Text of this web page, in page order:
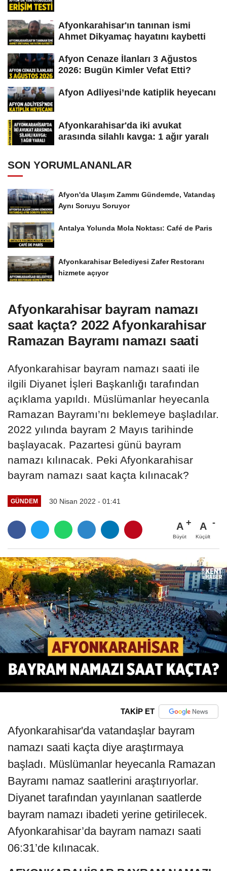
Afyonkarahisar'ın tanınan ismi
Ahmet Dikyamaç hayatını kaybetti
Afyon Cenaze İlanları 3 Ağustos
2026: Bugün Kimler Vefat Etti?
Afyon Adliyesi’nde katiplik heyecanı
Afyonkarahisar'da iki avukat
arasında silahlı kavga: 1 ağır yaralı
SON YORUMLANANLAR
Afyon'da Ulaşım Zammı Gündemde, Vatandaş
Aynı Soruyu Soruyor
Antalya Yolunda Mola Noktası: Café de Paris
Afyonkarahisar Belediyesi Zafer Restoranı
hizmete açıyor
Afyonkarahisar bayram namazı
saat kaçta? 2022 Afyonkarahisar
Ramazan Bayramı namazı saati
Afyonkarahisar bayram namazı saati ile
ilgili Diyanet İşleri Başkanlığı tarafından
açıklama yapıldı. Müslümanlar heyecanla
Ramazan Bayramı’nı beklemeye başladılar.
2022 yılında bayram 2 Mayıs tarihinde
başlayacak. Pazartesi günü bayram
namazı kılınacak. Peki Afyonkarahisar
bayram namazı saat kaçta kılınacak?
GÜNDEM 30 Nisan 2022 - 01:41
A
Büyüt
A
Küçült
TAKİP ET
Afyonkarahisar'da vatandaşlar bayram
namazı saati kaçta diye araştırmaya
başladı. Müslümanlar heyecanla Ramazan
Bayramı namaz saatlerini araştırıyorlar.
Diyanet tarafından yayınlanan saatlerde
bayram namazı ibadeti yerine getirilecek.
Afyonkarahisar’da bayram namazı saati
06:31’de kılınacak.